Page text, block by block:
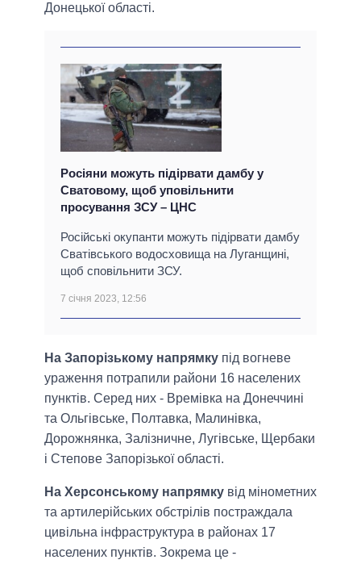
Донецької області.
Росіяни можуть підірвати дамбу у
Сватовому, щоб уповільнити
просування ЗСУ – ЦНС
Російські окупанти можуть підірвати дамбу
Сватівського водосховища на Луганщині,
щоб сповільнити ЗСУ.
7 січня 2023, 12:56
На Запорізькому напрямку під вогневе
ураження потрапили райони 16 населених
пунктів. Серед них - Времівка на Донеччині
та Ольгівське, Полтавка, Малинівка,
Дорожнянка, Залізничне, Лугівське, Щербаки
і Степове Запорізької області.
На Херсонському напрямку від мінометних
та артилерійських обстрілів постраждала
цивільна інфраструктура в районах 17
населених пунктів. Зокрема це -